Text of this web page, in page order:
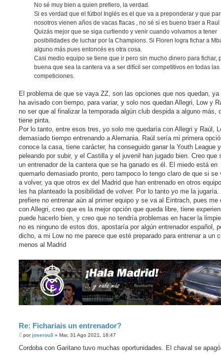
No sé muy bien a quien prefiero, la verdad.
Si es verdad que el fútbol Inglés es el que va a preponderar y que
nosotros vienen años de vacas flacas , no sé si es bueno traer a Raul
Quizás mejor que se siga curtiendo y venir cuando volvamos a tener
posibilidades de luchar por la Champions. Si Floren logra fichar a
alguno más pues entoncés es otra cosa.
Casi medio equipo se tiene que ir pero sin mucho dinero para fichar,
buena que sea la cantera va a ser difícil ser competitivos en todas las
competiciones.
El problema de que se vaya ZZ, son las opciones que nos quedan, ya
ha avisado con tiempo, para variar, y solo nos quedan Allegri, Low y
no ser que al finalizar la temporada algún club despida a alguno más,
tiene pinta.
Por lo tanto, entre esos tres, yo solo me quedaría con Allegri y Raúl,
demasiado tiempo entrenando a Alemania. Raúl sería mi primera
conoce la casa, tiene carácter, ha conseguido ganar la Youth League
peleando por subir, y el Castilla y el juvenil han jugado bien. Creo que
un entrenador de la cantera que se ha ganado es él. El miedo está en
quemarlo demasiado pronto, pero tampoco lo tengo claro de que si se
a volver, ya que otros ex del Madrid que han entrenado en otros
les ha planteado la posibilidad de volver. Por lo tanto yo me la jugaría.
prefiere no entrenar aún al primer equipo y se va al Eintrach, pues me
con Allegri, creo que es la mejor opción que queda libre, tiene
puede hacerlo bien, y creo que no tendría problemas en hacer la
no es ninguno de estos dos, apostaría por algún entrenador español,
dicho, a mi Low no me parece que esté preparado para entrenar a un
menos al Madrid
Re: Fichariais un entrenador?
M
n
porjoserou3 » Mar, 31 Ago 2021, 18:47
Cordoba con Garitano tuvo muchas oportunidades. El chaval se